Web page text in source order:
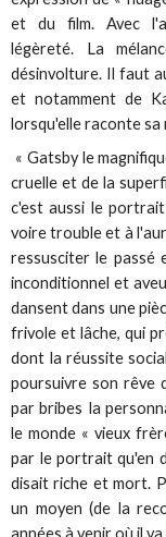
et du film. Avec
légèreté. La
désinvolture. Il faut
et notamment de
lorsqu'elle raconte sa
« Gatsby le
cruelle et de la
c'est aussi le
voire trouble et à
ressusciter le passé
inconditionnel et
dansent dans une
frivole et lâche, qui
dont la réussite
poursuivre son rêve
par bribes la
le monde « vieux
par le portrait qu'en
disait riche et mort.
un moyen (de la